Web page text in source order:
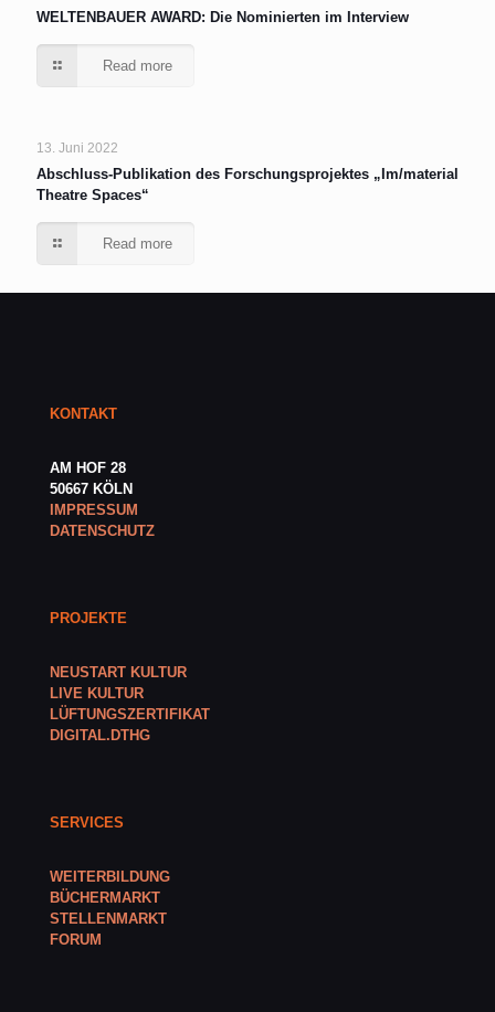
WELTENBAUER AWARD: Die Nominierten im Interview
Read more
13. Juni 2022
Abschluss-Publikation des Forschungsprojektes „Im/material
Theatre Spaces“
Read more
KONTAKT
AM HOF 28
50667 KÖLN
IMPRESSUM
DATENSCHUTZ
PROJEKTE
NEUSTART KULTUR
LIVE KULTUR
LÜFTUNGSZERTIFIKAT
DIGITAL.DTHG
SERVICES
WEITERBILDUNG
BÜCHERMARKT
STELLENMARKT
FORUM